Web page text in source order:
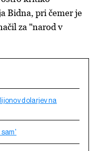
Bidna, pri čemer je
za "narod v
dolarjev na